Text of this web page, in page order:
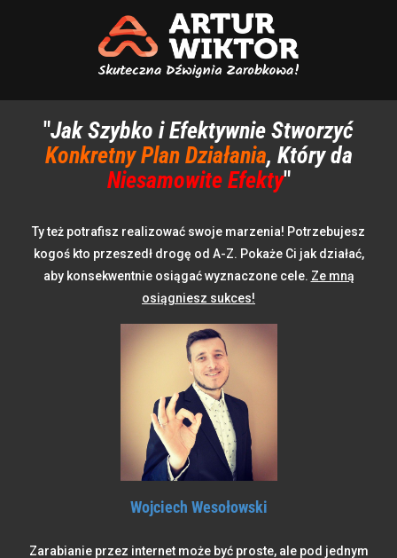
"Jak Szybko i Efektywnie Stworzyć
Konkretny Plan Działania, Który da
Niesamowite Efekty"
Ty też potrafisz realizować swoje marzenia! Potrzebujesz
kogoś kto przeszedł drogę od A-Z. Pokaże Ci jak działać,
aby konsekwentnie osiągać wyznaczone cele. Ze mną
osiągniesz sukces!
Wojciech Wesołowski
Zarabianie przez internet może być proste, ale pod jednym